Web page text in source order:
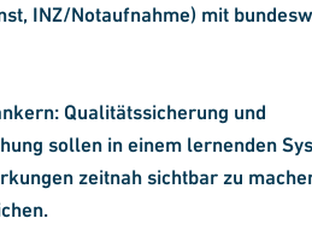
INZ/Notaufnahme) mit
Qualitätssicherung und
sollen in einem lernenden
zeitnah sichtbar zu